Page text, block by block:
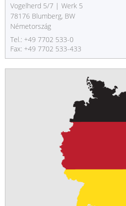
Vogelherd 5/7 | Werk 5
78176 Blumberg, BW
Németország
Tel.: +49 7702 533-0
Fax: +49 7702 533-433